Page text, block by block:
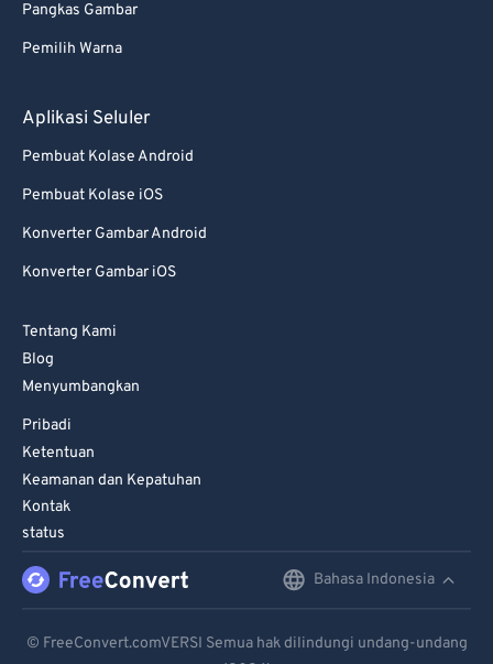
Pangkas Gambar
Pemilih Warna
Aplikasi Seluler
Pembuat Kolase Android
Pembuat Kolase iOS
Konverter Gambar Android
Konverter Gambar iOS
Tentang Kami
Blog
Menyumbangkan
Pribadi
Ketentuan
Keamanan dan Kepatuhan
Kontak
status
Bahasa Indonesia
© FreeConvert.comVERSI Semua hak dilindungi undang-undang